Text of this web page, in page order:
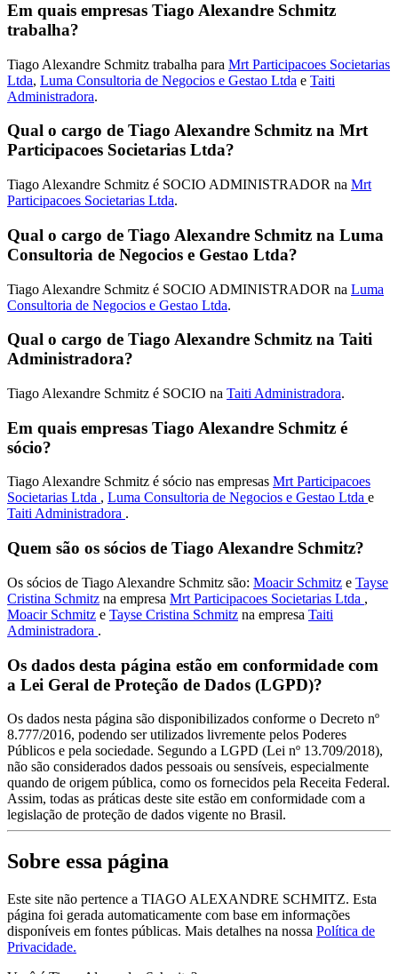
Em quais empresas Tiago Alexandre Schmitz
trabalha?
Tiago Alexandre Schmitz trabalha para Mrt Participacoes Societarias
Ltda, Luma Consultoria de Negocios e Gestao Ltda e Taiti
Administradora.
Qual o cargo de Tiago Alexandre Schmitz na Mrt
Participacoes Societarias Ltda?
Tiago Alexandre Schmitz é SOCIO ADMINISTRADOR na Mrt
Participacoes Societarias Ltda.
Qual o cargo de Tiago Alexandre Schmitz na Luma
Consultoria de Negocios e Gestao Ltda?
Tiago Alexandre Schmitz é SOCIO ADMINISTRADOR na Luma
Consultoria de Negocios e Gestao Ltda.
Qual o cargo de Tiago Alexandre Schmitz na Taiti
Administradora?
Tiago Alexandre Schmitz é SOCIO na Taiti Administradora.
Em quais empresas Tiago Alexandre Schmitz é
sócio?
Tiago Alexandre Schmitz é sócio nas empresas Mrt Participacoes
Societarias Ltda , Luma Consultoria de Negocios e Gestao Ltda e
Taiti Administradora .
Quem são os sócios de Tiago Alexandre Schmitz?
Os sócios de Tiago Alexandre Schmitz são: Moacir Schmitz e Tayse
Cristina Schmitz na empresa Mrt Participacoes Societarias Ltda ,
Moacir Schmitz e Tayse Cristina Schmitz na empresa Taiti
Administradora .
Os dados desta página estão em conformidade com
a Lei Geral de Proteção de Dados (LGPD)?
Os dados nesta página são disponibilizados conforme o Decreto nº
8.777/2016, podendo ser utilizados livremente pelos Poderes
Públicos e pela sociedade. Segundo a LGPD (Lei nº 13.709/2018),
não são considerados dados pessoais ou sensíveis, especialmente
quando de origem pública, como os fornecidos pela Receita Federal.
Assim, todas as práticas deste site estão em conformidade com a
legislação de proteção de dados vigente no Brasil.
Sobre essa página
Este site não pertence a TIAGO ALEXANDRE SCHMITZ. Esta
página foi gerada automaticamente com base em informações
disponíveis em fontes públicas. Mais detalhes na nossa Política de
Privacidade.